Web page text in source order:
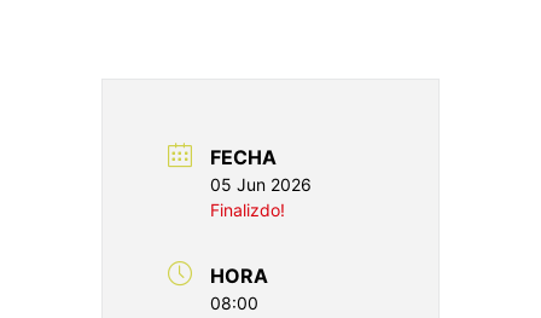
FECHA
05 Jun 2026
Finalizdo!
HORA
08:00